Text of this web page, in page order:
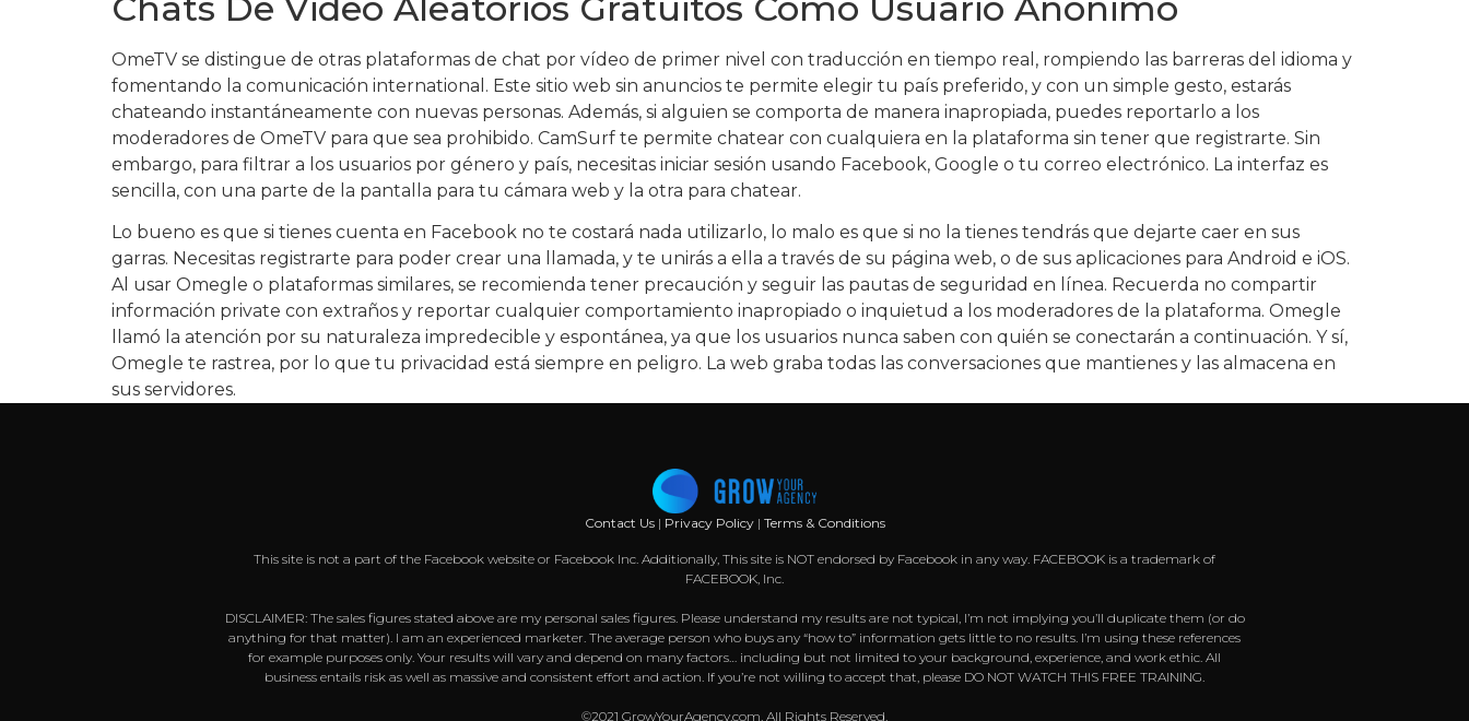
OmeTV se distingue de otras plataformas de chat por vídeo de primer nivel con traducción en tiempo real, rompiendo las barreras del idioma y
fomentando la comunicación international. Este sitio web sin anuncios te permite elegir tu país preferido, y con un simple gesto, estarás
chateando instantáneamente con nuevas personas. Además, si alguien se comporta de manera inapropiada, puedes reportarlo a los
moderadores de OmeTV para que sea prohibido. CamSurf te permite chatear con cualquiera en la plataforma sin tener que registrarte. Sin
embargo, para filtrar a los usuarios por género y país, necesitas iniciar sesión usando Facebook, Google o tu correo electrónico. La interfaz es
sencilla, con una parte de la pantalla para tu cámara web y la otra para chatear.
Lo bueno es que si tienes cuenta en Facebook no te costará nada utilizarlo, lo malo es que si no la tienes tendrás que dejarte caer en sus
garras. Necesitas registrarte para poder crear una llamada, y te unirás a ella a través de su página web, o de sus aplicaciones para Android e iOS.
Al usar Omegle o plataformas similares, se recomienda tener precaución y seguir las pautas de seguridad en línea. Recuerda no compartir
información private con extraños y reportar cualquier comportamiento inapropiado o inquietud a los moderadores de la plataforma. Omegle
llamó la atención por su naturaleza impredecible y espontánea, ya que los usuarios nunca saben con quién se conectarán a continuación. Y sí,
Omegle te rastrea, por lo que tu privacidad está siempre en peligro. La web graba todas las conversaciones que mantienes y las almacena en
sus servidores.
Contact Us | Privacy Policy| Terms & Conditions
This site is not a part of the Facebook website or Facebook Inc. Additionally, This site is NOT endorsed by Facebook in any way. FACEBOOK is a trademark of
FACEBOOK, Inc.
DISCLAIMER: The sales figures stated above are my personal sales figures. Please understand my results are not typical, I’m not implying you’ll duplicate them (or do
anything for that matter). I am an experienced marketer. The average person who buys any “how to” information gets little to no results. I’m using these references
for example purposes only. Your results will vary and depend on many factors… including but not limited to your background, experience, and work ethic. All
business entails risk as well as massive and consistent effort and action. If you’re not willing to accept that, please DO NOT WATCH THIS FREE TRAINING.
©2021 GrowYourAgency.com. All Rights Reserved.